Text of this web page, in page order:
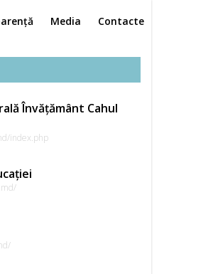
Media Contacte
Învățământ Cahul
index.php